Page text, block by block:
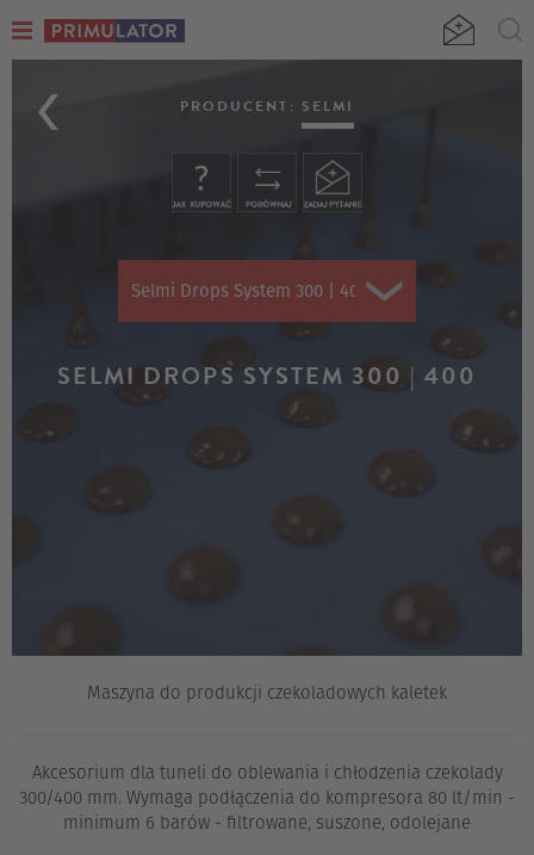
SELMI
DROPS
SYSTEM
PRODUCENT: SELMI
Selmi Drops System 300 | 400
SELMI DROPS SYSTEM 300 | 400
Maszyna do produkcji czekoladowych kaletek
Akcesorium dla tuneli do oblewania i chłodzenia czekolady
300/400 mm. Wymaga podłączenia do kompresora 80 lt/min -
minimum 6 barów - filtrowane, suszone, odolejane